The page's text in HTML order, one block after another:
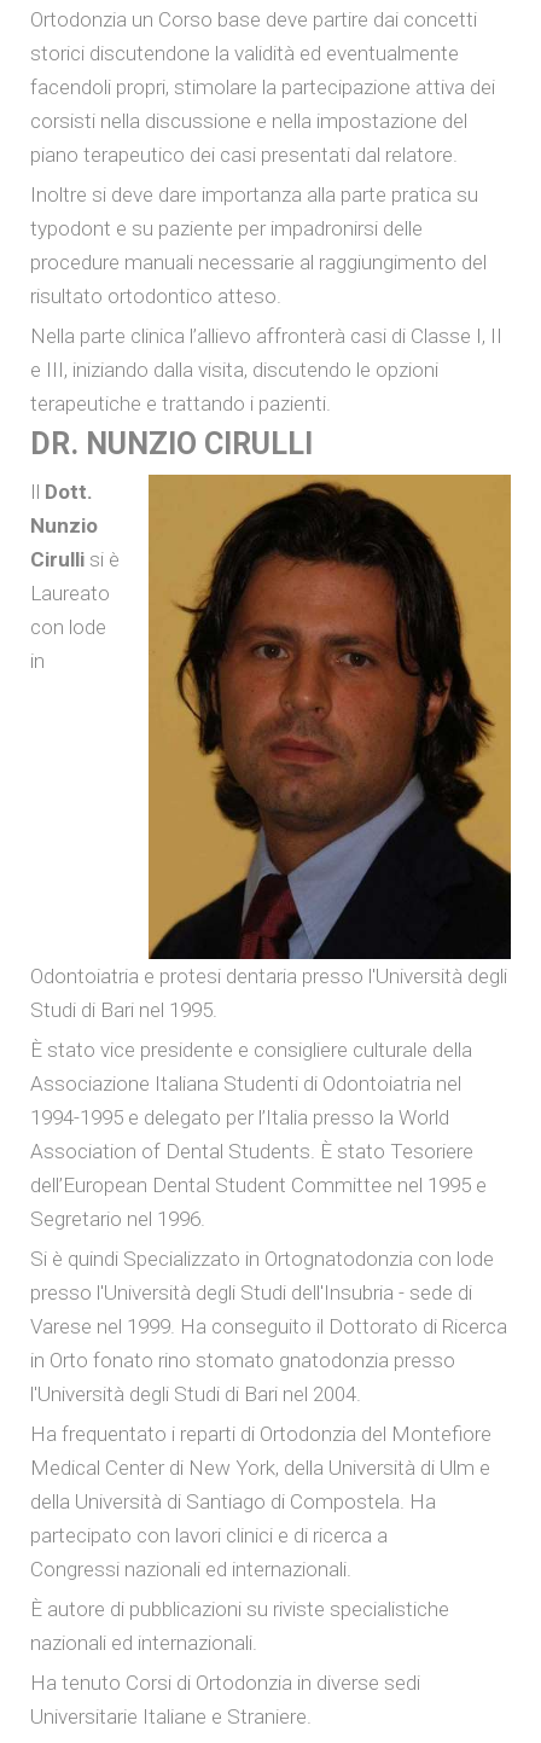
Ortodonzia un Corso base deve partire dai concetti
storici discutendone la validità ed eventualmente
facendoli propri, stimolare la partecipazione attiva dei
corsisti nella discussione e nella impostazione del
piano terapeutico dei casi presentati dal relatore.
Inoltre si deve dare importanza alla parte pratica su
typodont e su paziente per impadronirsi delle
procedure manuali necessarie al raggiungimento del
risultato ortodontico atteso.
Nella parte clinica l’allievo affronterà casi di Classe I, II
e III, iniziando dalla visita, discutendo le opzioni
terapeutiche e trattando i pazienti.
DR. NUNZIO CIRULLI
Il Dott.
Nunzio
Cirulli si è
Laureato
con lode
in
Odontoiatria e protesi dentaria presso l'Università degli
Studi di Bari nel 1995.
È stato vice presidente e consigliere culturale della
Associazione Italiana Studenti di Odontoiatria nel
1994-1995 e delegato per l’Italia presso la World
Association of Dental Students. È stato Tesoriere
dell’European Dental Student Committee nel 1995 e
Segretario nel 1996.
Si è quindi Specializzato in Ortognatodonzia con lode
presso l'Università degli Studi dell'Insubria - sede di
Varese nel 1999. Ha conseguito il Dottorato di Ricerca
in Orto fonato rino stomato gnatodonzia presso
l'Università degli Studi di Bari nel 2004.
Ha frequentato i reparti di Ortodonzia del Montefiore
Medical Center di New York, della Università di Ulm e
della Università di Santiago di Compostela. Ha
partecipato con lavori clinici e di ricerca a
Congressi nazionali ed internazionali.
È autore di pubblicazioni su riviste specialistiche
nazionali ed internazionali.
Ha tenuto Corsi di Ortodonzia in diverse sedi
Universitarie Italiane e Straniere.